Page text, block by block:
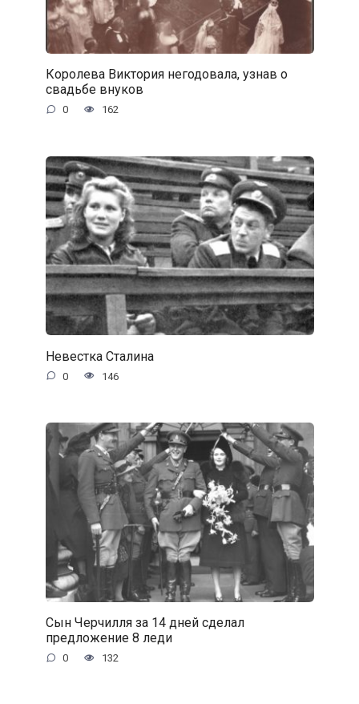
Королева Виктория негодовала, узнав о
свадьбе внуков
0 162
Невестка Сталина
0 146
Сын Черчилля за 14 дней сделал
предложение 8 леди
0 132